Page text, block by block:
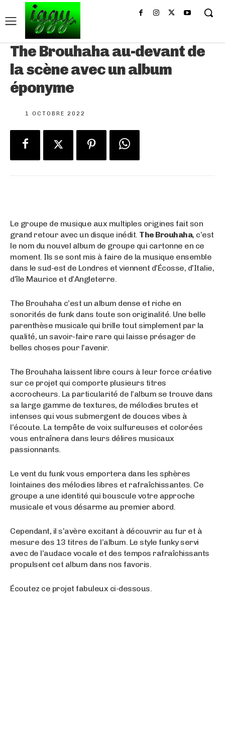
The Brouhaha au-devant de
la scène avec un album
éponyme
1 OCTOBRE 2022
Le groupe de musique aux multiples origines fait son
grand retour avec un disque inédit. The Brouhaha, c’est
le nom du nouvel album de groupe qui cartonne en ce
moment. Ils se sont mis à faire de la musique ensemble
dans le sud-est de Londres et viennent d’Écosse, d’Italie,
d’île Maurice et d’Angleterre.
The Brouhaha c’est un album dense et riche en
sonorités de funk dans toute son originalité. Une belle
parenthèse musicale qui brille tout simplement par la
qualité, un savoir-faire rare qui laisse présager de
belles choses pour l’avenir.
The Brouhaha laissent libre cours à leur force créative
sur ce projet qui comporte plusieurs titres
accrocheurs. La particularité de l’album se trouve dans
sa large gamme de textures, de mélodies brutes et
intenses qui vous submergent de douces vibes à
l’écoute. La tempête de voix sulfureuses et colorées
vous entraînera dans leurs délires musicaux
passionnants.
Le vent du funk vous emportera dans les sphères
lointaines des mélodies libres et rafraîchissantes. Ce
groupe a une identité qui bouscule votre approche
musicale et vous désarme au premier abord.
Cependant, il s’avère excitant à découvrir au fur et à
mesure des 13 titres de l’album. Le style funky servi
avec de l’audace vocale et des tempos rafraîchissants
propulsent cet album dans nos favoris.
Écoutez ce projet fabuleux ci-dessous.